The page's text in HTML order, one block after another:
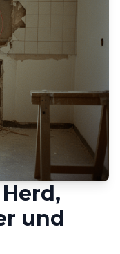
und